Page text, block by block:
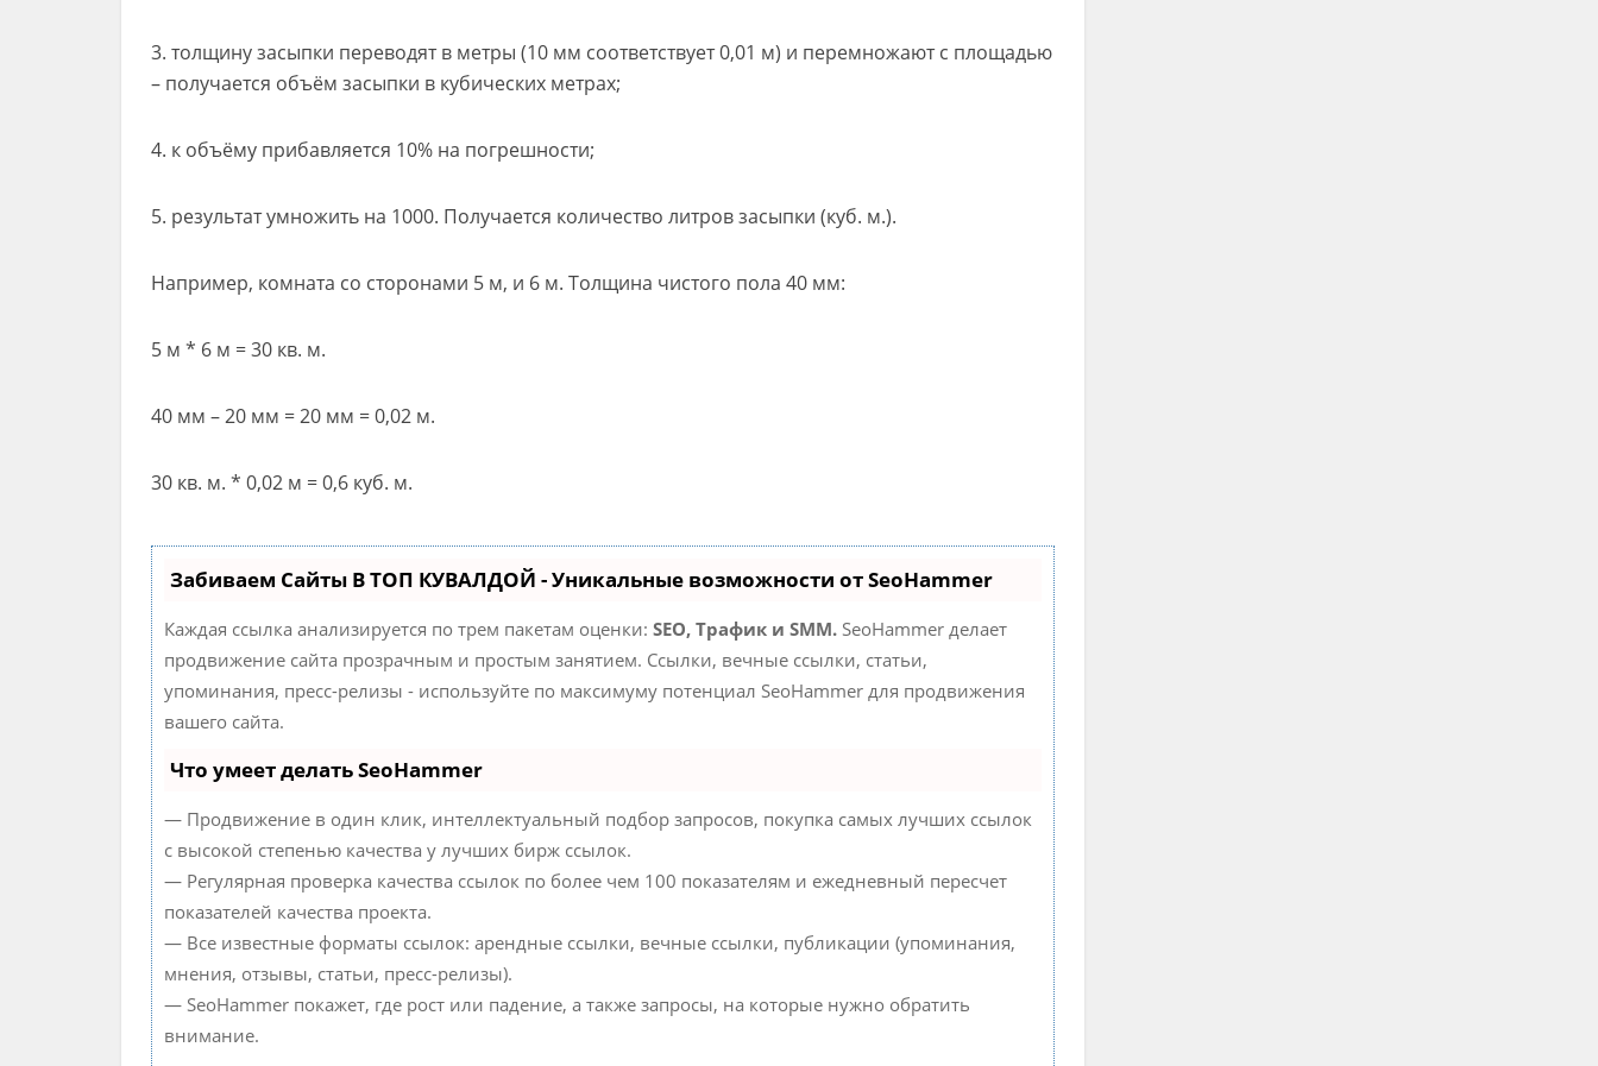
3. толщину засыпки переводят в метры (10 мм соответствует 0,01 м) и перемножают с площадью
– получается объём засыпки в кубических метрах;
4. к объёму прибавляется 10% на погрешности;
5. результат умножить на 1000. Получается количество литров засыпки (куб. м.).
Например, комната со сторонами 5 м, и 6 м. Толщина чистого пола 40 мм:
5 м * 6 м = 30 кв. м.
40 мм – 20 мм = 20 мм = 0,02 м.
30 кв. м. * 0,02 м = 0,6 куб. м.
Забиваем Сайты В ТОП КУВАЛДОЙ - Уникальные возможности от SeoHammer
Каждая ссылка анализируется по трем пакетам оценки: SEO, Трафик и SMM. SeoHammer делает
продвижение сайта прозрачным и простым занятием. Ссылки, вечные ссылки, статьи,
упоминания, пресс-релизы - используйте по максимуму потенциал SeoHammer для продвижения
вашего сайта.
Что умеет делать SeoHammer
— Продвижение в один клик, интеллектуальный подбор запросов, покупка самых лучших ссылок
с высокой степенью качества у лучших бирж ссылок.
— Регулярная проверка качества ссылок по более чем 100 показателям и ежедневный пересчет
показателей качества проекта.
— Все известные форматы ссылок: арендные ссылки, вечные ссылки, публикации (упоминания,
мнения, отзывы, статьи, пресс-релизы).
— SeoHammer покажет, где рост или падение, а также запросы, на которые нужно обратить
внимание.